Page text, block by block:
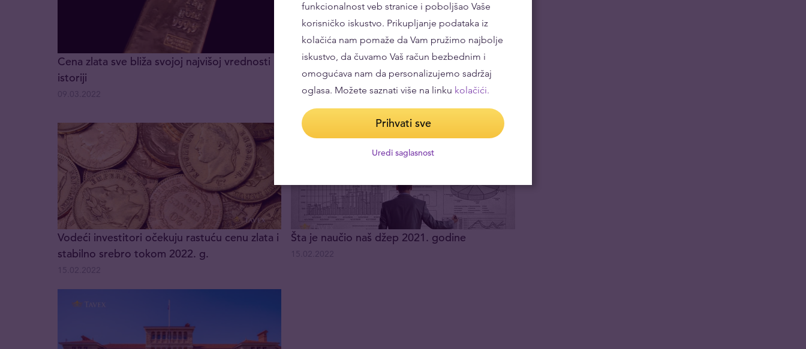
Cena zlata sve bliža svojoj najvišoj vrednosti u
istoriji
Kako bi na naše lične finansije uticao rat
između Rusije i Ukrajine
25.02.2022
Vodeći investitori očekuju rastuću cenu zlata i
stabilno srebro tokom 2022. g.
Šta je naučio naš džep 2021. godine
funkcionalnost veb stranice i poboljšao Vaše
korisničko iskustvo. Prikupljanje podataka iz
kolačića nam pomaže da Vam pružimo najbolje
iskustvo, da čuvamo Vaš račun bezbednim i
omogućava nam da personalizujemo sadržaj
oglasa. Možete saznati više na linku kolačići.
Prihvati sve
Uredi saglasnost